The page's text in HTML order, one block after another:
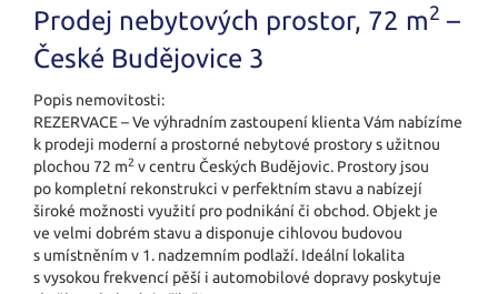
Prodej nebytových prostor, 72 m2 –
České Budějovice 3
Popis nemovitosti:
REZERVACE – Ve výhradním zastoupení klienta Vám nabízíme
k prodeji moderní a prostorné nebytové prostory s užitnou
plochou 72 m2 v centru Českých Budějovic. Prostory jsou
po kompletní rekonstrukci v perfektním stavu a nabízejí
široké možnosti využití pro podnikání či obchod. Objekt je
ve velmi dobrém stavu a disponuje cihlovou budovou
s umístněním v 1. nadzemním podlaží. Ideální lokalita
s vysokou frekvencí pěší i automobilové dopravy poskytuje